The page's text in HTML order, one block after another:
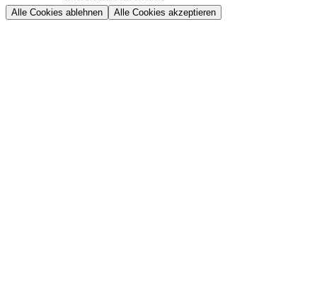
Alle Cookies ablehnen Alle Cookies akzeptieren